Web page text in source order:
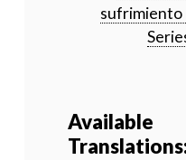
sufrimiento
Available